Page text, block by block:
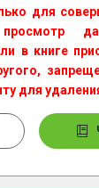
для
просмотр
в книге
для